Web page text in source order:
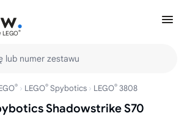
®
lub numer zestawu
® LEGO® Spybotics LEGO® 3808
Shadowstrike S70